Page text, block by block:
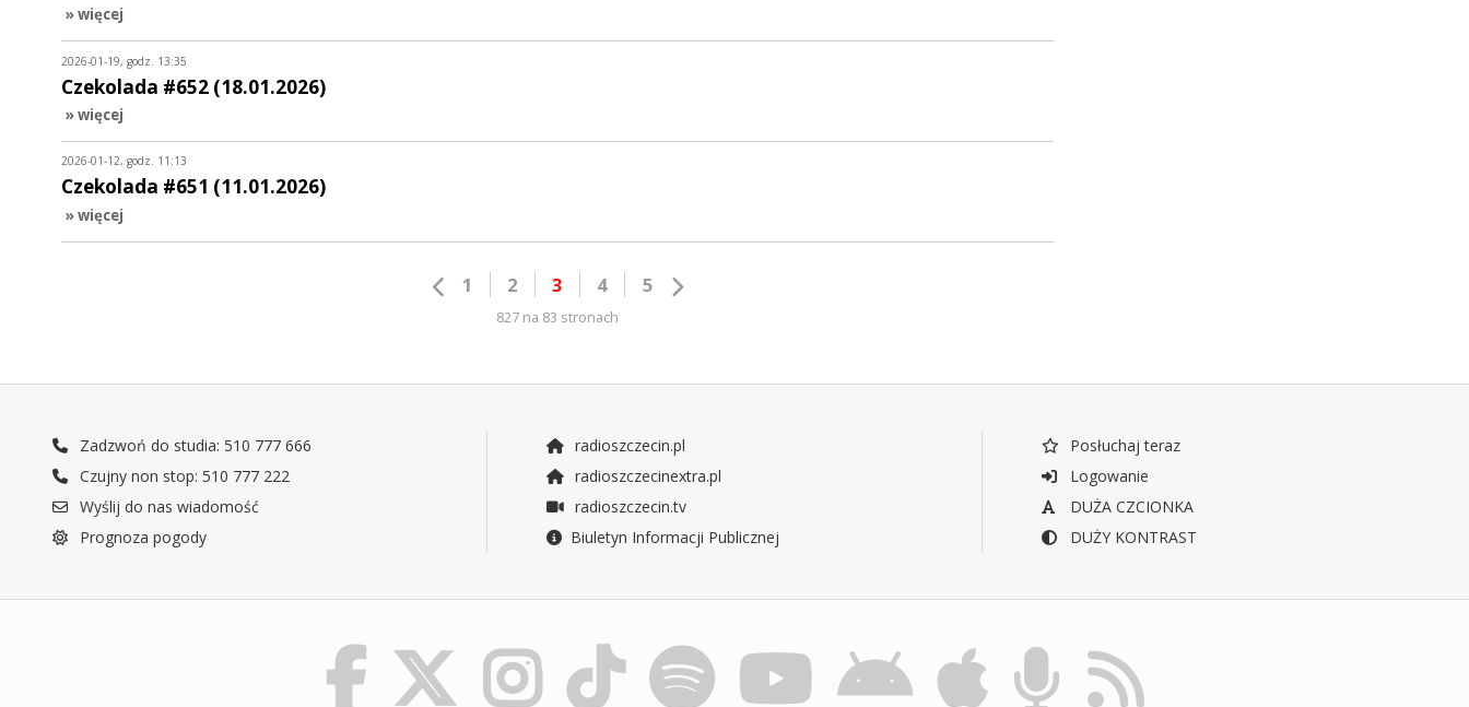
» więcej
2026-01-19, godz. 13:35
Czekolada #652 (18.01.2026)
» więcej
2026-01-12, godz. 11:13
Czekolada #651 (11.01.2026)
» więcej
1 2 3 4 5
827 na 83 stronach
Zadzwoń do studia: 510 777 666
Czujny non stop: 510 777 222
Wyślij do nas wiadomość
Prognoza pogody
radioszczecin.pl
radioszczecinextra.pl
radioszczecin.tv
Biuletyn Informacji Publicznej
Posłuchaj teraz
Logowanie
DUŻA CZCIONKA
DUŻY KONTRAST